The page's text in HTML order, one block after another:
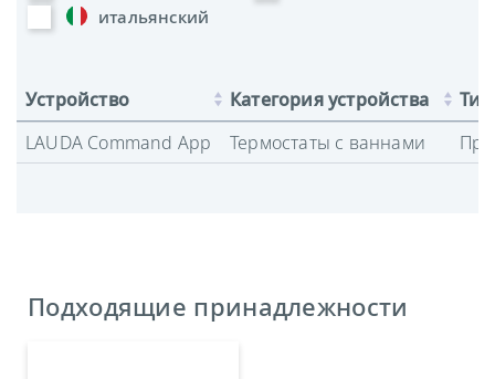
итальянский
Устройство Категория устройства
LAUDA Command App
Термостаты с ваннами
Подходящие принадлежности